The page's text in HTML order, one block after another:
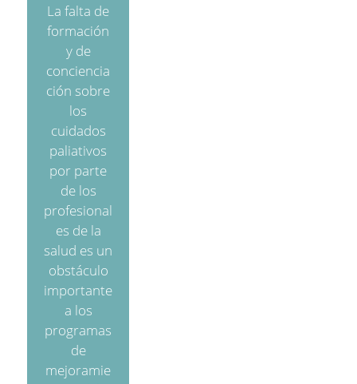
La falta de
formación
y de
conciencia
ción sobre
los
cuidados
paliativos
por parte
de los
profesional
es de la
salud es un
obstáculo
importante
a los
programas
de
mejoramie